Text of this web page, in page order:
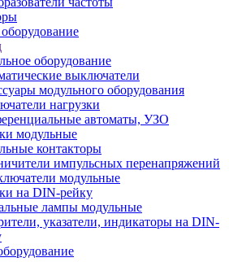
оборудование
выключатели
модульного оборудования
нагрузки
автоматы, УЗО
модульные
контакторы
импульсных перенапряжений
модульные
на DIN-рейку
лампы модульные
указатели, индикаторы на DIN-